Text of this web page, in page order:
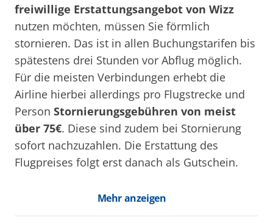
freiwillige Erstattungsangebot von Wizz
nutzen möchten, müssen Sie förmlich
stornieren. Das ist in allen Buchungstarifen bis
spätestens drei Stunden vor Abflug möglich.
Für die meisten Verbindungen erhebt die
Airline hierbei allerdings pro Flugstrecke und
Person Stornierungsgebühren von meist
über 75€. Diese sind zudem bei Stornierung
sofort nachzuzahlen. Die Erstattung des
Flugpreises folgt erst danach als Gutschein.
Mehr anzeigen